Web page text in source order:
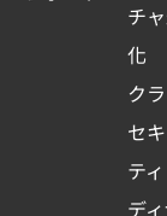
チ
化
ク
セ
ティ
デ